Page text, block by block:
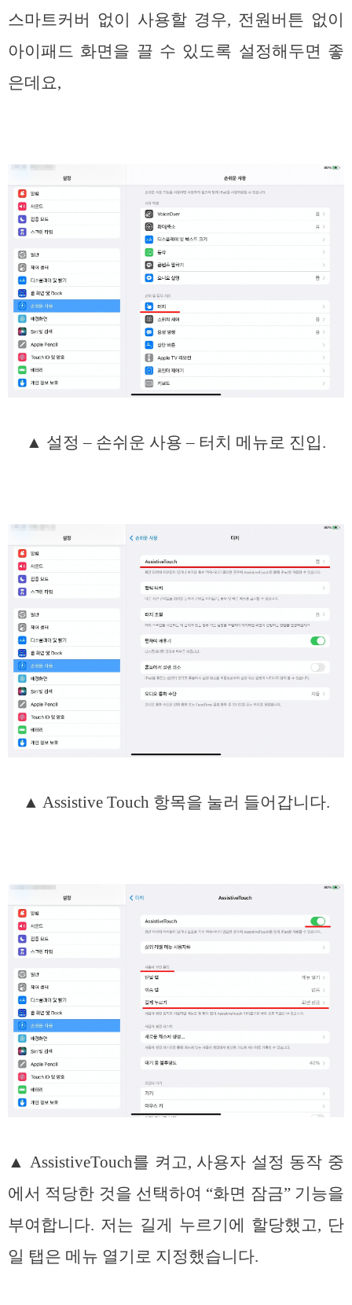
스마트커버 없이 사용할 경우, 전원버튼 없이
아이패드 화면을 끌 수 있도록 설정해두면 좋
은데요,
▲ 설정 – 손쉬운 사용 – 터치 메뉴로 진입.
▲ Assistive Touch 항목을 눌러 들어갑니다.
▲ AssistiveTouch를 켜고, 사용자 설정 동작 중
에서 적당한 것을 선택하여 “화면 잠금” 기능을
부여합니다. 저는 길게 누르기에 할당했고, 단
일 탭은 메뉴 열기로 지정했습니다.